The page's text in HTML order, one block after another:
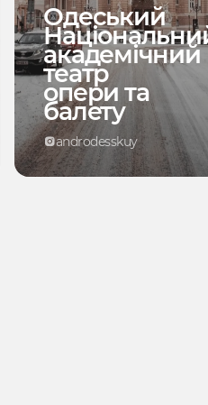
Одеський
академічний
театр
опери та
балету
androdesskuy